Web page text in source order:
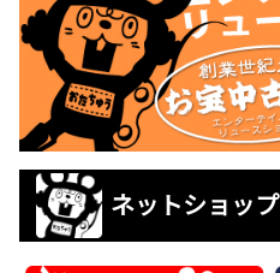
ネットショップ